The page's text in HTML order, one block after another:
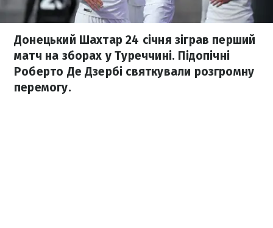
Донецький Шахтар 24 січня зіграв перший
матч на зборах у Туреччині. Підопічні
Роберто Де Дзербі святкували розгромну
перемогу.